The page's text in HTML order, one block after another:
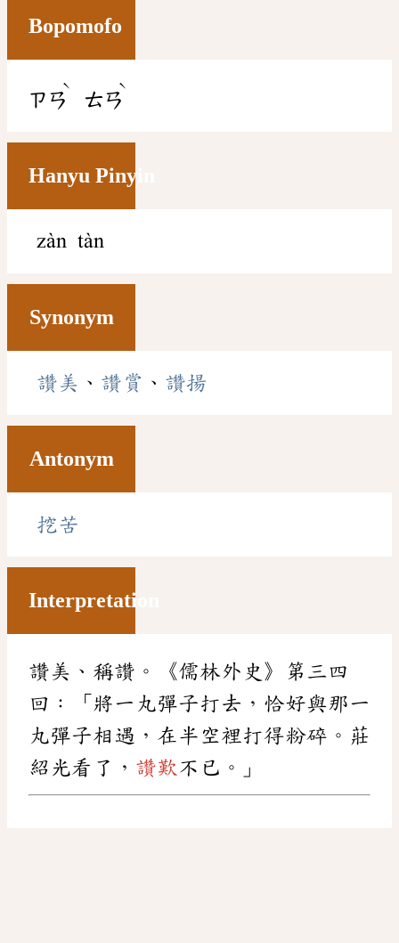
Bopomofo
ㄗㄢ
ˋ
ㄊㄢ
ˋ
Hanyu Pinyin
zàn tàn
Synonym
讚美 、 讚賞 、 讚揚
Antonym
挖苦
Interpretation
讚美、稱讚。《儒林外史》第三四
回：「將一丸彈子打去，恰好與那一
丸彈子相遇，在半空裡打得粉碎。莊
紹光看了， 讚歎 不已。」